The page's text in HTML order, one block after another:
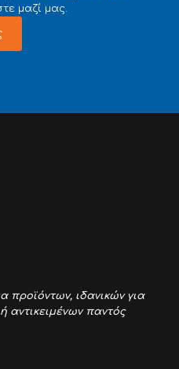
μαζί μας.
προϊόντων, ιδανικών για
αντικειμένων παντός